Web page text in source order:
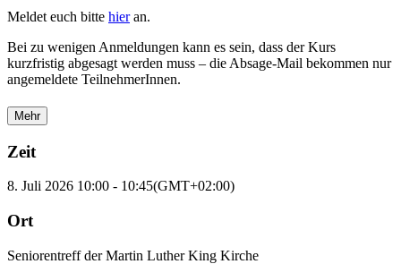
Meldet euch bitte hieran.
Bei zu wenigen Anmeldungen kann es sein, dass der Kurs
kurzfristig abgesagt werden muss – die Absage-Mail bekommen nur
angemeldete TeilnehmerInnen.
Mehr
Zeit
8. Juli 2026 10:00 - 10:45(GMT+02:00)
Ort
Seniorentreff der Martin Luther King Kirche